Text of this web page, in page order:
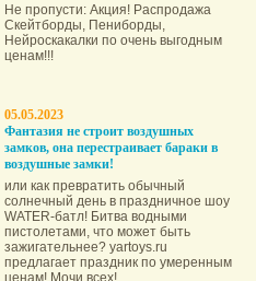
Не пропусти: Акция! Распродажа
Скейтборды, Пениборды,
Нейроскакалки по очень выгодным
ценам!!!
05.05.2023
Фантазия не строит воздушных
замков, она пере­страивает бараки в
воздушные замки!
или как превратить обычный
солнечный день в праздничное шоу
WATER-батл! Битва водными
пистолетами, что может быть
зажигательнее? yartoys.ru
предлагает праздник по умеренным
ценам! Мочи всех!